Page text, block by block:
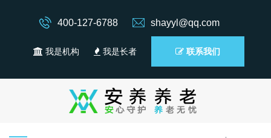
400-127-6788 shayyl@qq.com
我是机构 我是长者 联系我们